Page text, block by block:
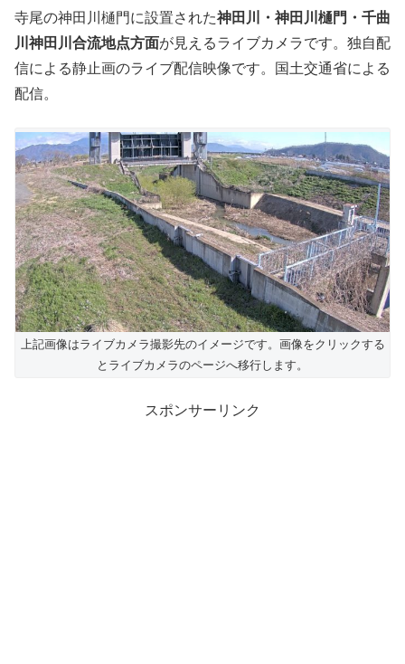
寺尾の神田川樋門に設置された神田川・神田川樋門・千曲
川神田川合流地点方面が見えるライブカメラです。独自配
信による静止画のライブ配信映像です。国土交通省による
配信。
上記画像はライブカメラ撮影先のイメージです。画像をクリックする
とライブカメラのページへ移行します。
スポンサーリンク